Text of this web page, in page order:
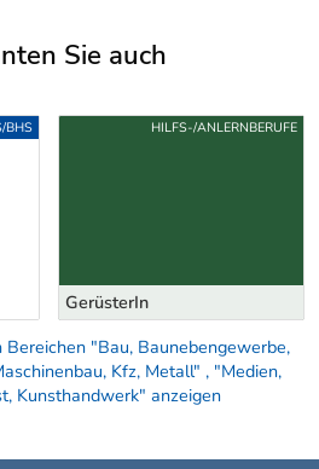
Sie auch
BHS
GerüsterIn
HILFS-/ANLERNBERUFE
"Bau, Baunebengewerbe,
Kfz, Metall" , "Medien,
Kunsthandwerk" anzeigen